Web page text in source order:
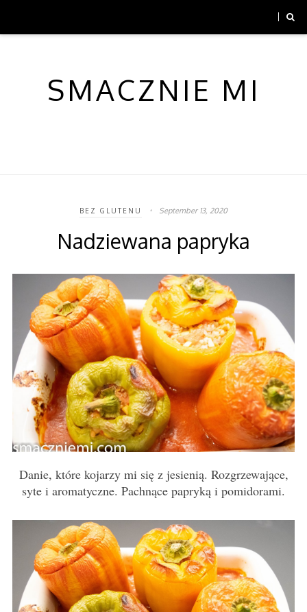
SMACZNIE MI
BEZ GLUTENU September 13, 2020
Nadziewana papryka
Danie, które kojarzy mi się z jesienią. Rozgrzewające,
syte i aromatyczne. Pachnące papryką i pomidorami.